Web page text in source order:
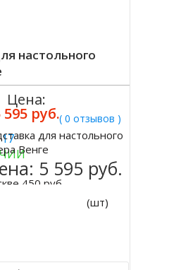
настольного
( 0 отзывов )
450 руб.
Цена:
595 руб.
для настольного
Венге
5 595 руб.
(шт)